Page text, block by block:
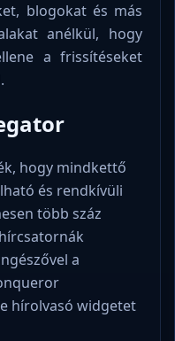
blogokat és más
anélkül, hogy
a frissítéseket
hogy mindkettő
és rendkívüli
több száz
a
hírolvasó widgetet